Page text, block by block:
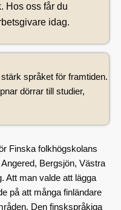
Hos oss får du
idag.
språket för framtiden.
dörrar till studier,
Finska folkhögskolans
Bergsjön, Västra
Att man valde att lägga
på att många finländare
Den finskspråkiga